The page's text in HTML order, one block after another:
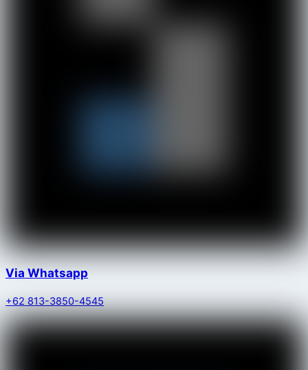
Via Whatsapp
+62 813-3850-4545